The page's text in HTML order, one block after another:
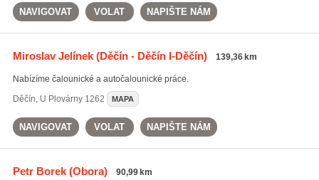
NAVIGOVAT VOLAT NAPIŠTE NÁM
Miroslav Jelínek(Děčín - Děčín I-Děčín) 139,36 km
Nabízíme čalounické a autočalounické práce.
Děčín, U Plovárny 1262 MAPA
NAVIGOVAT VOLAT NAPIŠTE NÁM
Petr Borek(Obora) 90,99 km